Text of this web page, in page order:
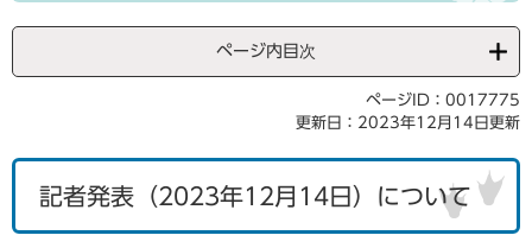
ページ内目次
ページID：0017775
更新日：2023年12月14日更新
記者発表（2023年12月14日）について